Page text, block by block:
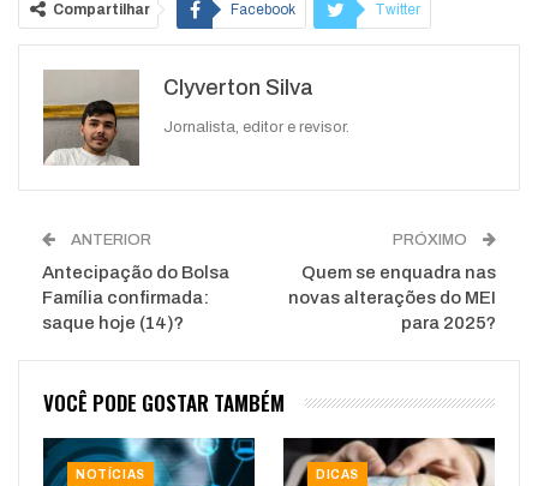
Compartilhar Facebook Twitter
WhatsApp
Clyverton Silva
Jornalista, editor e revisor.
ANTERIOR
Antecipação do Bolsa
Família confirmada:
saque hoje (14)?
PRÓXIMO
Quem se enquadra nas
novas alterações do MEI
para 2025?
VOCÊ PODE GOSTAR TAMBÉM
NOTÍCIAS DICAS